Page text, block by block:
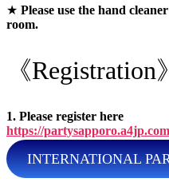
★ Please use the hand
room.
《Registration》
1. Please register here
https://
INTERNATIONAL